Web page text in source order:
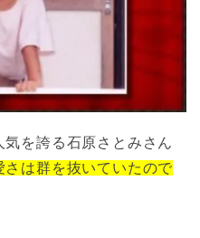
を誇る石原さとみさん
は群を抜いていたので